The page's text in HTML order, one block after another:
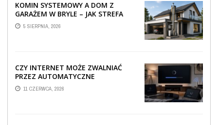
KOMIN SYSTEMOWY A DOM Z
GARAŻEM W BRYLE – JAK STREFA
TECHNICZNA WPŁYWA NA
PROWADZENIE ...
5 SIERPNIA, 2026
CZY INTERNET MOŻE ZWALNIAĆ
PRZEZ AUTOMATYCZNE
AKTUALIZACJE SYSTEMÓW SMART
TV?
11 CZERWCA, 2026